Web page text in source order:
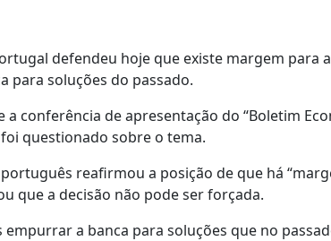
defendeu hoje que existe margem para
para soluções do passado.
conferência de apresentação do “Boletim
questionado sobre o tema.
reafirmou a posição de que há
que a decisão não pode ser forçada.
empurrar a banca para soluções que no